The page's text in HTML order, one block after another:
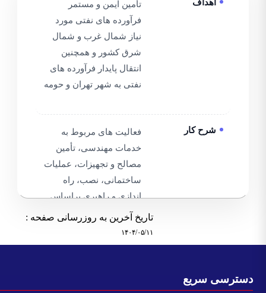
اهداف
تأمین ایمن و مستمر
فرآورده های نفتی مورد
نیاز شمال غرب و شمال
شرق کشور و همچنین
انتقال پایدار فرآورده های
نفتی به شهر تهران و حومه
شرح کار
فعالیت های مربوط به
خدمات مهندسی، تأمین
مصالح و تجهیزات، عملیات
ساختمانی، نصب، راه
اندازی و راهبری براساس
مدارک و نقشه های صحه
گذاری شده و استانداردها
و دستورالعمل های جاری و
تاریخ آخرین به روزرسانی صفحه :
۱۴۰۴/۰۵/۱۱
سریع